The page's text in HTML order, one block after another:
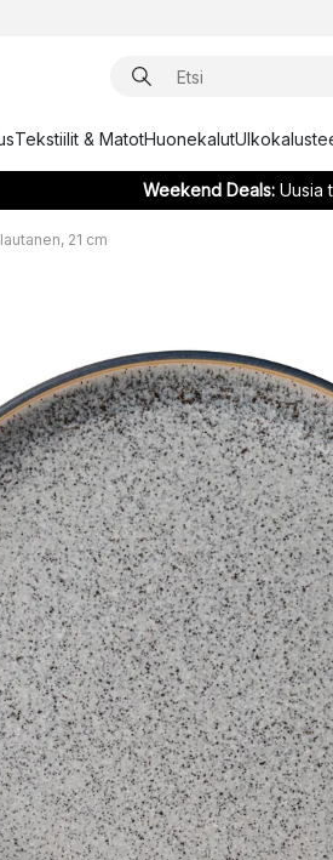
Tekstiilit & MatotHuonekalut
Weekend Deals:Uusia
21 cm